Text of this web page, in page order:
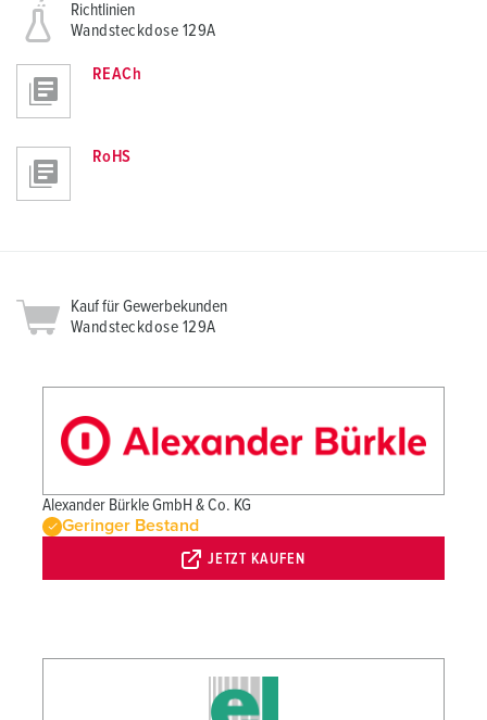
Richtlinien
Wandsteckdose 129A
REACh
RoHS
Kauf für Gewerbekunden
Wandsteckdose 129A
Alexander Bürkle GmbH & Co. KG
Geringer Bestand
JETZT KAUFEN